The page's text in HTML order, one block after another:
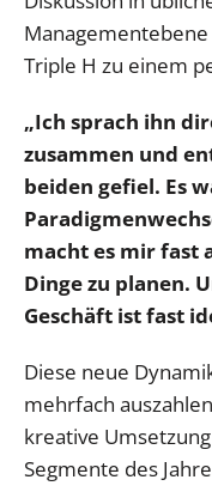
Triple H zu einem
„Ich sprach ihn
zusammen und
beiden gefiel. Es
macht es mir fast
Dinge zu planen.
Geschäft ist fast
Diese neue
mehrfach
kreative
Segmente des